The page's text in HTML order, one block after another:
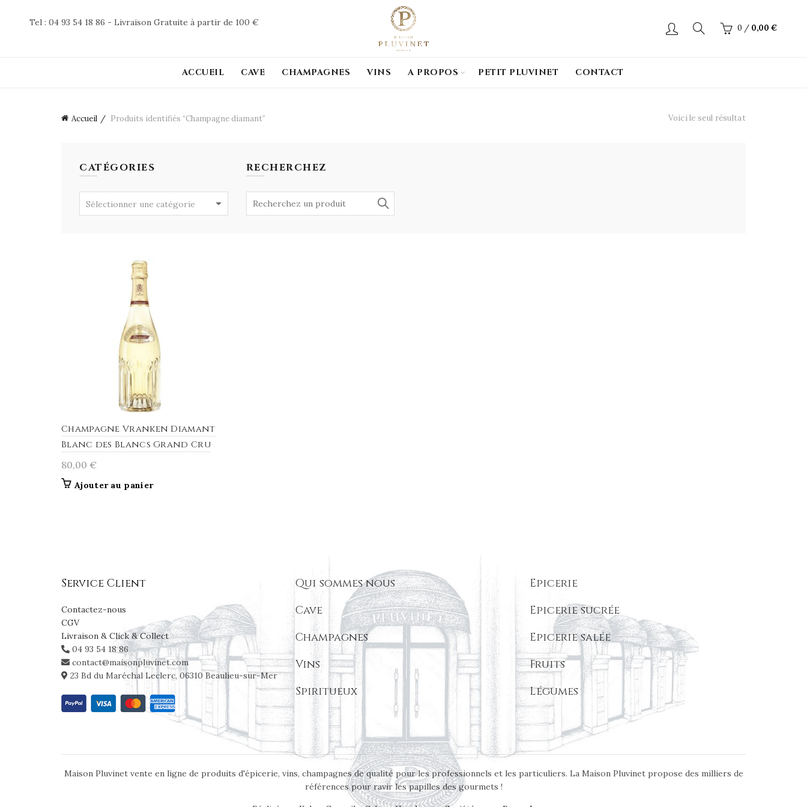
Tel : 04 93 54 18 86 - Livraison Gratuite à partir de 100 €
0 / 0,00 €
ACCUEIL CAVE CHAMPAGNES VINS A PROPOS PETIT PLUVINET CONTACT
Accueil Produits identifiés “Champagne diamant” Voici le seul résultat
CATÉGORIES
Sélectionner une catégorie
RECHERCHEZ
Champagne Vranken Diamant
Blanc des Blancs Grand Cru
80,00 €
Ajouter au panier
Service Client
Contactez-nous
CGV
Livraison & Click & Collect
04 93 54 18 86
contact@maisonpluvinet.com
23 Bd du Maréchal Leclerc, 06310 Beaulieu-sur-Mer
Qui sommes nous
Cave
Champagnes
Vins
Spiritueux
Epicerie
Epicerie sucrée
Epicerie salée
Fruits
Légumes
Maison Pluvinet vente en ligne de produits d'épicerie, vins, champagnes de qualité pour les professionnels et les particuliers. La Maison Pluvinet propose des milliers de
références pour ravir les papilles des gourmets !